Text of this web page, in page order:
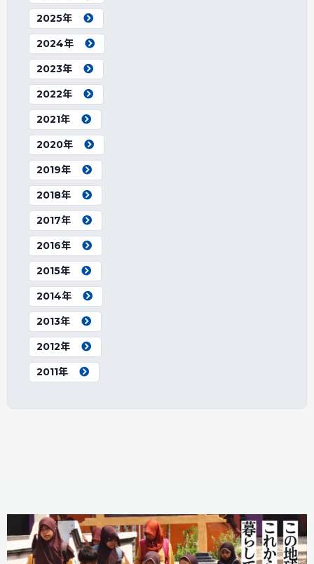
2025年
2024年
2023年
2022年
2021年
2020年
2019年
2018年
2017年
2016年
2015年
2014年
2013年
2012年
2011年